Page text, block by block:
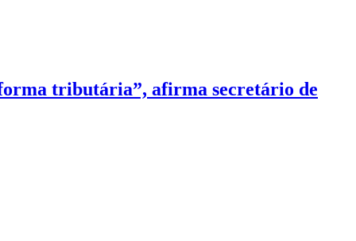
tributária”, afirma secretário de